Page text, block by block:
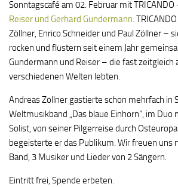
Sonntagscafé am 02. Februar mit TRICANDO
Reiser und Gerhard Gundermann.
Zöllner, Enrico Schneider und Paul Zöllner –
rocken und flüstern seit einem Jahr
Gundermann und Reiser – die fast zeitgleich
verschiedenen Welten lebten.
Andreas Zöllner gastierte schon mehrfach in
Weltmusikband „Das blaue Einhorn“, im Duo
Solist, von seiner Pilgerreise durch
begeisterte er das Publikum. Wir freuen uns
Band, 3 Musiker und Lieder von 2 Sängern.
Eintritt frei, Spende erbeten.